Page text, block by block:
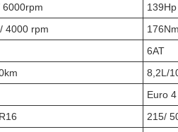
6000rpm
4000 rpm
6AT
8,2L/
Euro 4
215/